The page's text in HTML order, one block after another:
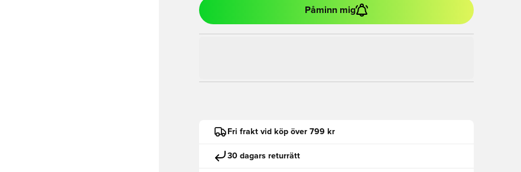
Påminn mig
Fri frakt vid köp över 799 kr
30 dagars returrätt